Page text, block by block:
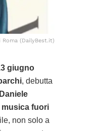
(DailyBest.it)
giugno
, debutta
Daniele
musica fuori
non solo a